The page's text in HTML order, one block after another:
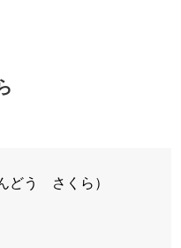
どう さくら）